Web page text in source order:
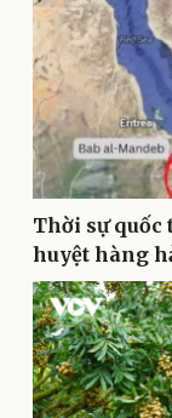
Doanh nghiệp
Thông tin doanh
Doanh nghiệp 24h
Doanh nhân
Vì cộng đồng
Thời sự quốc
huyệt hàng